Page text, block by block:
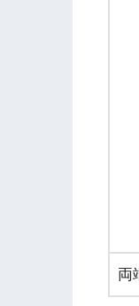
両